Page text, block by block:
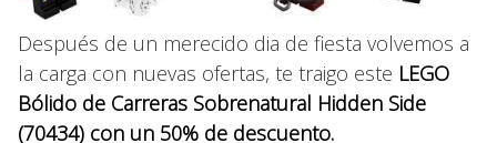
Después de un merecido dia de fiesta volvemos a
la carga con nuevas ofertas, te traigo este LEGO
Bólido de Carreras Sobrenatural Hidden Side
(70434) con un 50% de descuento.